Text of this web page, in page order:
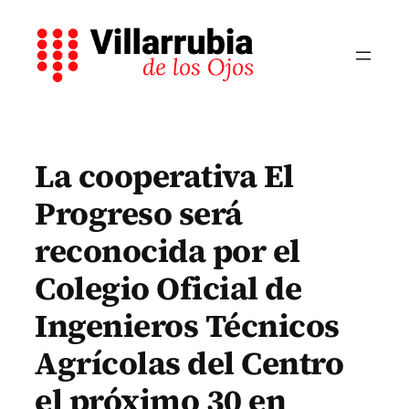
contenido
La cooperativa El
Progreso será
reconocida por el
Colegio Oficial de
Ingenieros Técnicos
Agrícolas del Centro